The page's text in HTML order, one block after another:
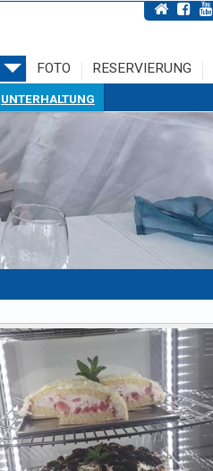
UNTERHALTUNG
FOTO RESERVIERUNG